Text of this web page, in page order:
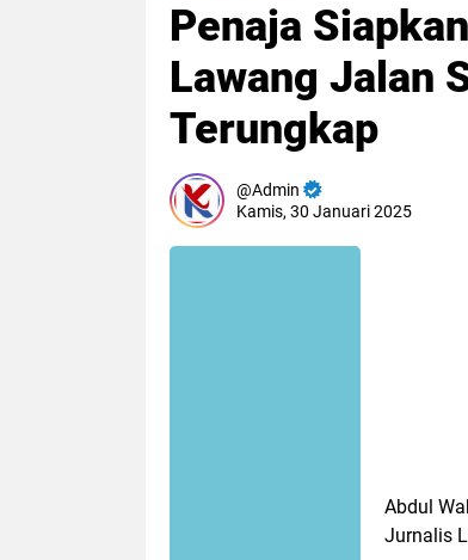
Penaja
Lawang Jalan
Terungkap
Admin
Kamis, 30 Januari 2025
Abdul
Jurnalis